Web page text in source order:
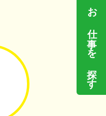
お仕事を探す